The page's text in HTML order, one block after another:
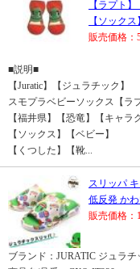
【ラプト
【ソック
販売価格：
■説明■
【Juratic】【ジュラチック】
スモプラベビーソックス【ラ
【福井県】【恐竜】【キャラ
【ソックス】【ベビー】
【くつした】【靴...
スリッパ
低反発 か
販売価格：
ブランド：JURATIC ジュラチ